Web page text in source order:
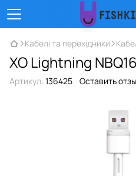
Кабелі та перехідники
XO Lightning
Артикул: 136425 Оставить